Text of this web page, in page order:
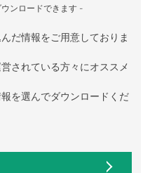
ンロードできます -
だ情報をご用意しておりま
されている方々にオススメ
を選んでダウンロードくだ